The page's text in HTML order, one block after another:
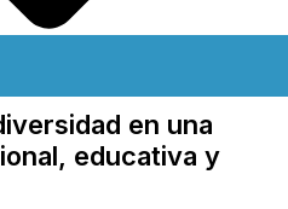
en una
educativa y